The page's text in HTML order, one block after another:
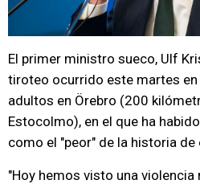
El primer ministro sueco, Ulf
tiroteo ocurrido este martes
adultos en Örebro (200
Estocolmo), en el que ha
como el "peor" de la historia
"Hoy hemos visto una